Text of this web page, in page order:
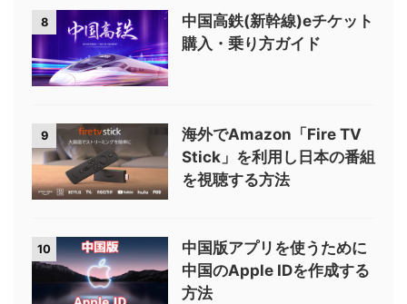
8
中国高鉄(新幹線)eチケット
購入・乗り方ガイド
9
海外でAmazon「Fire TV
Stick」を利用し日本の番組
を視聴する方法
10
中国版アプリを使うために
中国のApple IDを作成する
方法